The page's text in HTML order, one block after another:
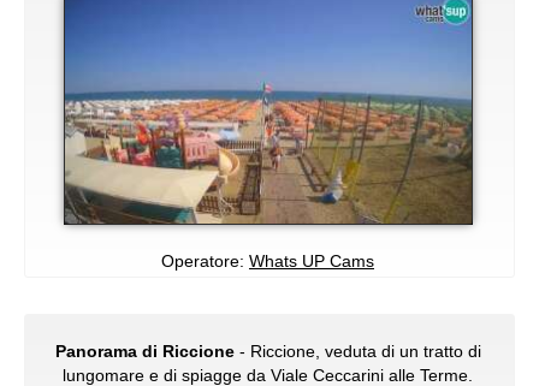
Operatore: Whats UP Cams
Panorama di Riccione- Riccione, veduta di un tratto di
lungomare e di spiagge da Viale Ceccarini alle Terme.